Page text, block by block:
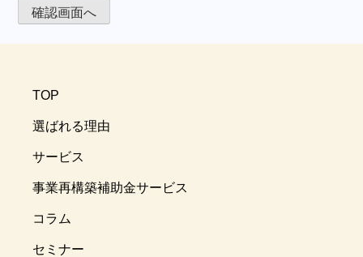
TOP
選ばれる理由
サービス
事業再構築補助金サービス
コラム
セミナー